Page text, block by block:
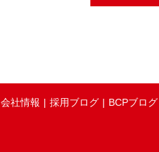
会社情報 採用ブログ BCPブログ